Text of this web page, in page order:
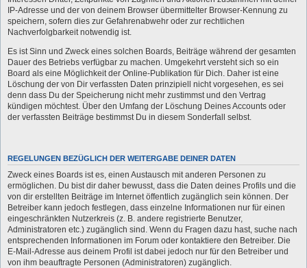
IP-Adresse und der von deinem Browser übermittelter Browser-Kennung zu
speichern, sofern dies zur Gefahrenabwehr oder zur rechtlichen
Nachverfolgbarkeit notwendig ist.
Es ist Sinn und Zweck eines solchen Boards, Beiträge während der gesamten
Dauer des Betriebs verfügbar zu machen. Umgekehrt versteht sich so ein
Board als eine Möglichkeit der Online-Publikation für Dich. Daher ist eine
Löschung der von Dir verfassten Daten prinzipiell nicht vorgesehen, es sei
denn dass Du der Speicherung nicht mehr zustimmst und den Vertrag
kündigen möchtest. Über den Umfang der Löschung Deines Accounts oder
der verfassten Beiträge bestimmst Du in diesem Sonderfall selbst.
REGELUNGEN BEZÜGLICH DER WEITERGABE DEINER DATEN
Zweck eines Boards ist es, einen Austausch mit anderen Personen zu
ermöglichen. Du bist dir daher bewusst, dass die Daten deines Profils und die
von dir erstellten Beiträge im Internet öffentlich zugänglich sein können. Der
Betreiber kann jedoch festlegen, dass einzelne Informationen nur für einen
eingeschränkten Nutzerkreis (z. B. andere registrierte Benutzer,
Administratoren etc.) zugänglich sind. Wenn du Fragen dazu hast, suche nach
entsprechenden Informationen im Forum oder kontaktiere den Betreiber. Die
E-Mail-Adresse aus deinem Profil ist dabei jedoch nur für den Betreiber und
von ihm beauftragte Personen (Administratoren) zugänglich.